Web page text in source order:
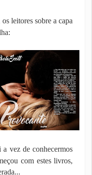
leitores sobre a capa
vez de conhecermos
com estes livros,